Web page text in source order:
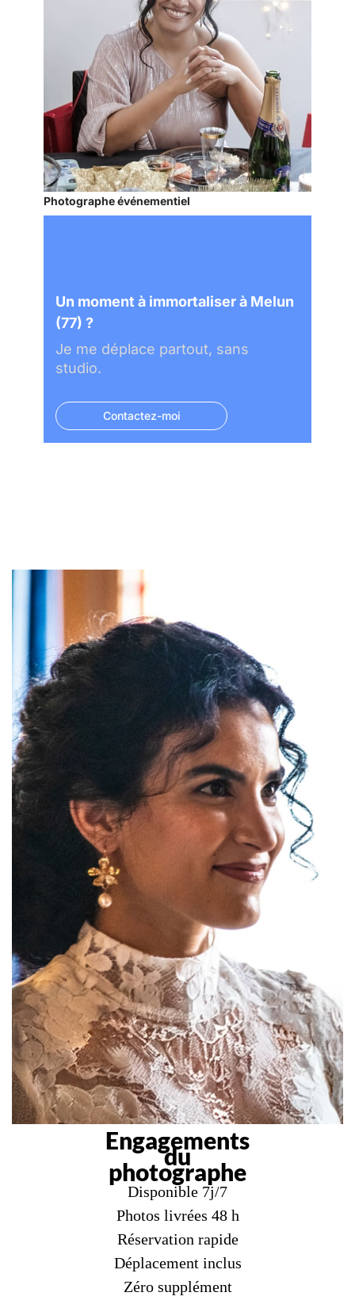
Photographe événementiel
Un moment à immortaliser à Melun
(77) ?
Je me déplace partout, sans
studio.
Contactez-moi
Engagements
du
photographe
Disponible 7j/7
Photos livrées 48 h
Réservation rapide
Déplacement inclus
Zéro supplément